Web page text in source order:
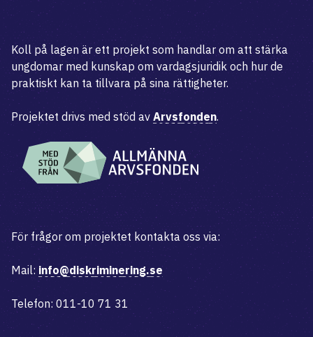
Koll på lagen är ett projekt som handlar om att stärka
ungdomar med kunskap om vardagsjuridik och hur de
praktiskt kan ta tillvara på sina rättigheter.
Projektet drivs med stöd av Arvsfonden.
För frågor om projektet kontakta oss via:
Mail: info@diskriminering.se
Telefon: 011-10 71 31